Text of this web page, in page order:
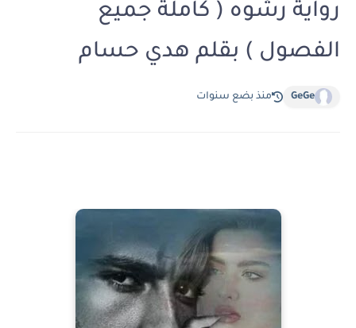
رواية رشوه ( كاملة جميع
الفصول ) بقلم هدي حسام
GeGe منذ بضع سنوات